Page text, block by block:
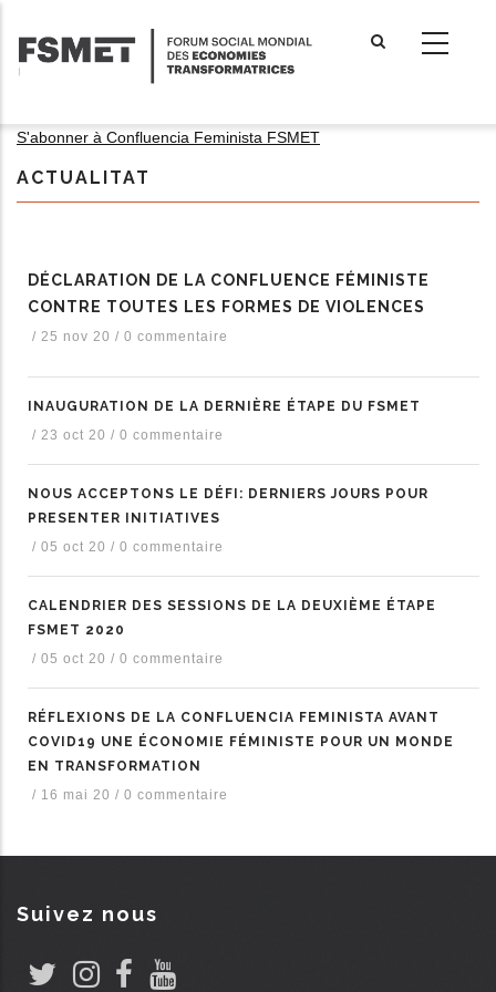
contenu
actions supplémentaires
S'abonner à Confluencia Feminista FSMET
ACTUALITAT
DÉCLARATION DE LA CONFLUENCE FÉMINISTE
CONTRE TOUTES LES FORMES DE VIOLENCES
/ 25 nov 20 / 0 commentaire
INAUGURATION DE LA DERNIÈRE ÉTAPE DU FSMET
/ 23 oct 20 / 0 commentaire
NOUS ACCEPTONS LE DÉFI: DERNIERS JOURS POUR
PRESENTER INITIATIVES
/ 05 oct 20 / 0 commentaire
CALENDRIER DES SESSIONS DE LA DEUXIÈME ÉTAPE
FSMET 2020
/ 05 oct 20 / 0 commentaire
RÉFLEXIONS DE LA CONFLUENCIA FEMINISTA AVANT
COVID19 UNE ÉCONOMIE FÉMINISTE POUR UN MONDE
EN TRANSFORMATION
/ 16 mai 20 / 0 commentaire
Suivez nous